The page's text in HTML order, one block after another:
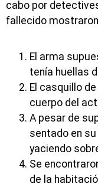
cabo por
fallecido
El arma
tenía huellas
El casquillo
cuerpo del
A pesar de
sentado en
yaciendo
Se
de la